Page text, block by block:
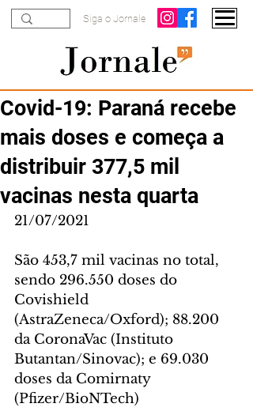
Siga o Jornale
Covid-19: Paraná recebe
mais doses e começa a
distribuir 377,5 mil
vacinas nesta quarta
21/07/2021
São 453,7 mil vacinas no total,
sendo 296.550 doses do
Covishield
(AstraZeneca/Oxford); 88.200
da CoronaVac (Instituto
Butantan/Sinovac); e 69.030
doses da Comirnaty
(Pfizer/BioNTech)